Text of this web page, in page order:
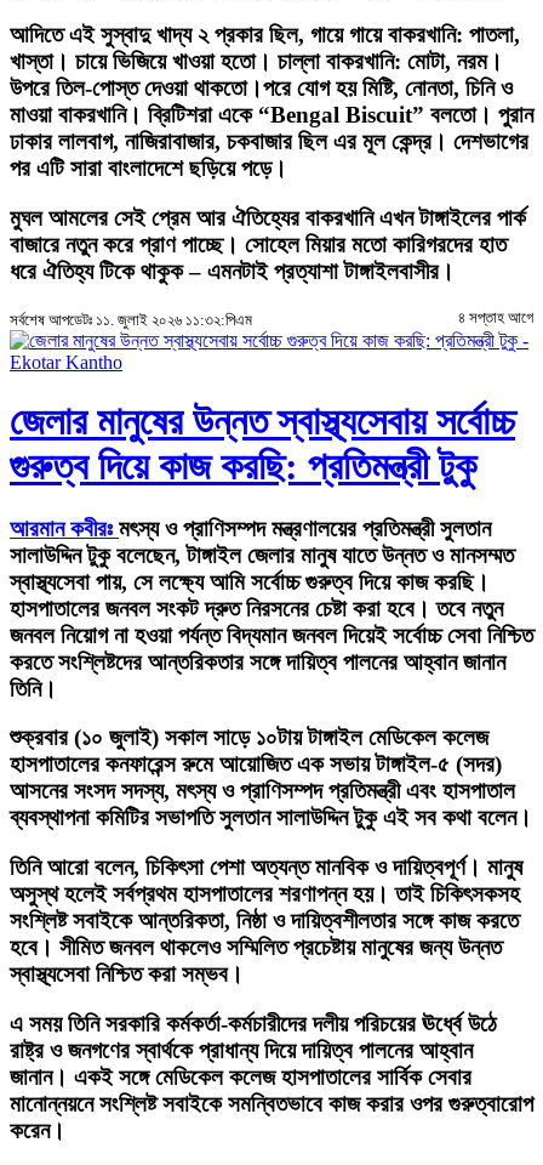
আদিতে এই সুস্বাদু খাদ্য ২ প্রকার ছিল, গায়ে গায়ে বাকরখানি: পাতলা,
খাস্তা। চায়ে ভিজিয়ে খাওয়া হতো। চাল্লা বাকরখানি: মোটা, নরম।
উপরে তিল-পোস্ত দেওয়া থাকতো।পরে যোগ হয় মিষ্টি, নোনতা, চিনি ও
মাওয়া বাকরখানি। ব্রিটিশরা একে “Bengal Biscuit” বলতো। পুরান
ঢাকার লালবাগ, নাজিরাবাজার, চকবাজার ছিল এর মূল কেন্দ্র। দেশভাগের
পর এটি সারা বাংলাদেশে ছড়িয়ে পড়ে।
মুঘল আমলের সেই প্রেম আর ঐতিহ্যের বাকরখানি এখন টাঙ্গাইলের পার্ক
বাজারে নতুন করে প্রাণ পাচ্ছে। সোহেল মিয়ার মতো কারিগরদের হাত
ধরে ঐতিহ্য টিকে থাকুক – এমনটাই প্রত্যাশা টাঙ্গাইলবাসীর।
সর্বশেষ আপডেটঃ ১১. জুলাই ২০২৬ ১১:৩২:পিএম ৪ সপ্তাহ আগে
জেলার মানুষের উন্নত স্বাস্থ্যসেবায় সর্বোচ্চ
গুরুত্ব দিয়ে কাজ করছি: প্রতিমন্ত্রী টুকু
আরমান কবীরঃ মৎস্য ও প্রাণিসম্পদ মন্ত্রণালয়ের প্রতিমন্ত্রী সুলতান
সালাউদ্দিন টুকু বলেছেন, টাঙ্গাইল জেলার মানুষ যাতে উন্নত ও মানসম্মত
স্বাস্থ্যসেবা পায়, সে লক্ষ্যে আমি সর্বোচ্চ গুরুত্ব দিয়ে কাজ করছি।
হাসপাতালের জনবল সংকট দ্রুত নিরসনের চেষ্টা করা হবে। তবে নতুন
জনবল নিয়োগ না হওয়া পর্যন্ত বিদ্যমান জনবল দিয়েই সর্বোচ্চ সেবা নিশ্চিত
করতে সংশ্লিষ্টদের আন্তরিকতার সঙ্গে দায়িত্ব পালনের আহ্বান জানান
তিনি।
শুক্রবার (১০ জুলাই) সকাল সাড়ে ১০টায় টাঙ্গাইল মেডিকেল কলেজ
হাসপাতালের কনফারেন্স রুমে আয়োজিত এক সভায় টাঙ্গাইল-৫ (সদর)
আসনের সংসদ সদস্য, মৎস্য ও প্রাণিসম্পদ প্রতিমন্ত্রী এবং হাসপাতাল
ব্যবস্থাপনা কমিটির সভাপতি সুলতান সালাউদ্দিন টুকু এই সব কথা বলেন।
তিনি আরো বলেন, চিকিৎসা পেশা অত্যন্ত মানবিক ও দায়িত্বপূর্ণ। মানুষ
অসুস্থ হলেই সর্বপ্রথম হাসপাতালের শরণাপন্ন হয়। তাই চিকিৎসকসহ
সংশ্লিষ্ট সবাইকে আন্তরিকতা, নিষ্ঠা ও দায়িত্বশীলতার সঙ্গে কাজ করতে
হবে। সীমিত জনবল থাকলেও সম্মিলিত প্রচেষ্টায় মানুষের জন্য উন্নত
স্বাস্থ্যসেবা নিশ্চিত করা সম্ভব।
এ সময় তিনি সরকারি কর্মকর্তা-কর্মচারীদের দলীয় পরিচয়ের ঊর্ধ্বে উঠে
রাষ্ট্র ও জনগণের স্বার্থকে প্রাধান্য দিয়ে দায়িত্ব পালনের আহ্বান
জানান। একই সঙ্গে মেডিকেল কলেজ হাসপাতালের সার্বিক সেবার
মানোন্নয়নে সংশ্লিষ্ট সবাইকে সমন্বিতভাবে কাজ করার ওপর গুরুত্বারোপ
করেন।